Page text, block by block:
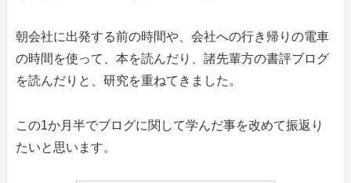
朝会社に出発する前の時間や、会社への行き帰りの電車
の時間を使って、本を読んだり、諸先輩方の書評ブログ
を読んだりと、研究を重ねてきました。
この1か月半でブログに関して学んだ事を改めて振返り
たいと思います。